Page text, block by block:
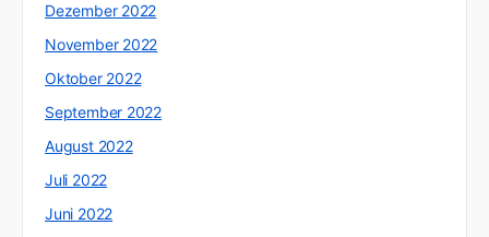
Dezember 2022
November 2022
Oktober 2022
September 2022
August 2022
Juli 2022
Juni 2022